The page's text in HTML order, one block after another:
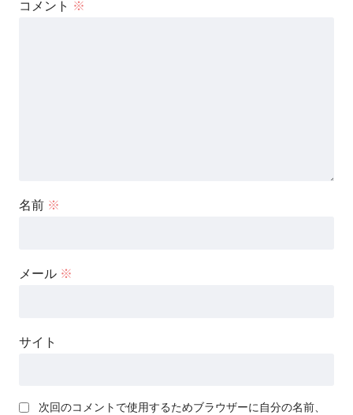
コメント ※
名前 ※
メール ※
サイト
次回のコメントで使用するためブラウザーに自分の名前、